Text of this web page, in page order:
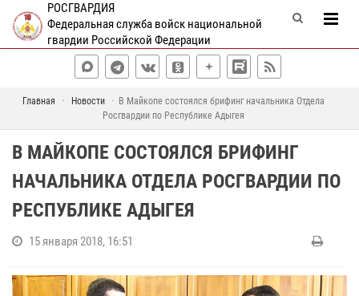
РОСГВАРДИЯ
Федеральная служба войск национальной
гвардии Российской Федерации
Главная Новости
В Майкопе состоялся брифинг начальника Отдела
Росгвардии по Республике Адыгея
В МАЙКОПЕ СОСТОЯЛСЯ БРИФИНГ
НАЧАЛЬНИКА ОТДЕЛА РОСГВАРДИИ ПО
РЕСПУБЛИКЕ АДЫГЕЯ
15 января 2018, 16:51